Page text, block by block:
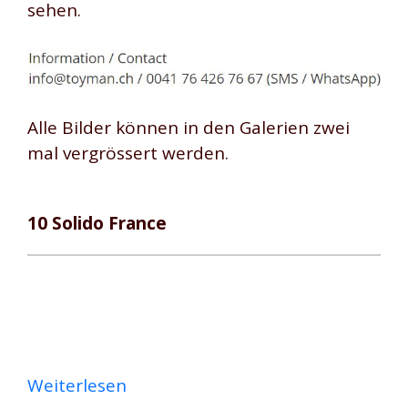
sehen.
Alle Bilder können in den Galerien zwei
mal vergrössert werden.
10 Solido France
Weiterlesen